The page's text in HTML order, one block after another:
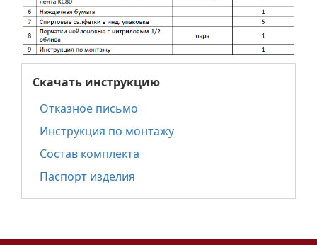
Скачать инструкцию
Отказное письмо
Инструкция по монтажу
Состав комплекта
Паспорт изделия